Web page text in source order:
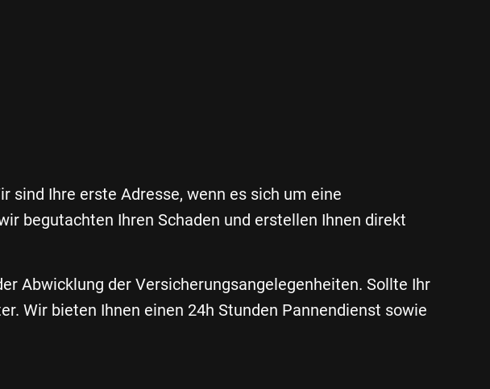
sind Ihre erste Adresse, wenn es sich um eine
begutachten Ihren Schaden und erstellen Ihnen direkt
Abwicklung der Versicherungsangelegenheiten. Sollte Ihr
Wir bieten Ihnen einen 24h Stunden Pannendienst sowie